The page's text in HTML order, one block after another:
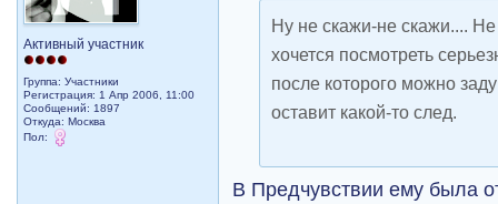
Активный участник
Группа: Участники
Регистрация: 1 Апр 2006, 11:00
Сообщений: 1897
Откуда: Москва
Пол:
Ну не скажи-не скажи....
хочется посмотреть
после которого можно
оставит какой-то след.
В Предчувствии ему была